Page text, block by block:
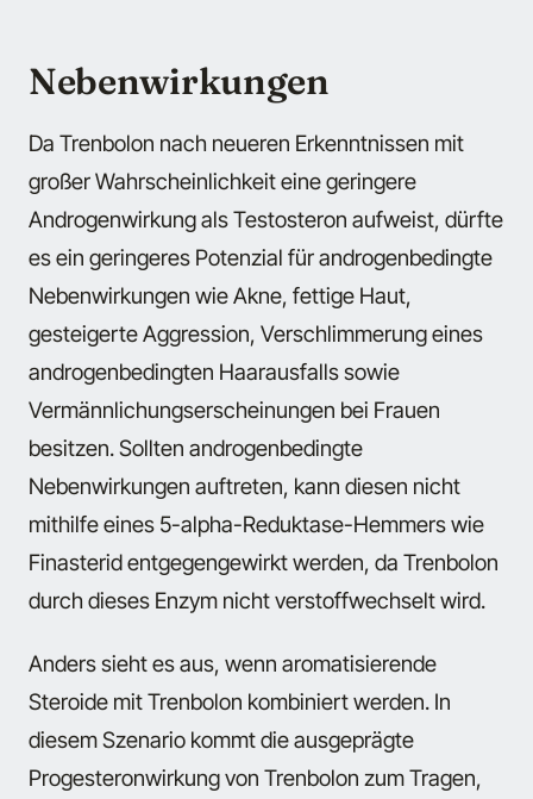
Nebenwirkungen
Da Trenbolon nach neueren Erkenntnissen mit
großer Wahrscheinlichkeit eine geringere
Androgenwirkung als Testosteron aufweist, dürfte
es ein geringeres Potenzial für androgenbedingte
Nebenwirkungen wie Akne, fettige Haut,
gesteigerte Aggression, Verschlimmerung eines
androgenbedingten Haarausfalls sowie
Vermännlichungserscheinungen bei Frauen
besitzen. Sollten androgenbedingte
Nebenwirkungen auftreten, kann diesen nicht
mithilfe eines 5-alpha-Reduktase-Hemmers wie
Finasterid entgegengewirkt werden, da Trenbolon
durch dieses Enzym nicht verstoffwechselt wird.
Anders sieht es aus, wenn aromatisierende
Steroide mit Trenbolon kombiniert werden. In
diesem Szenario kommt die ausgeprägte
Progesteronwirkung von Trenbolon zum Tragen,